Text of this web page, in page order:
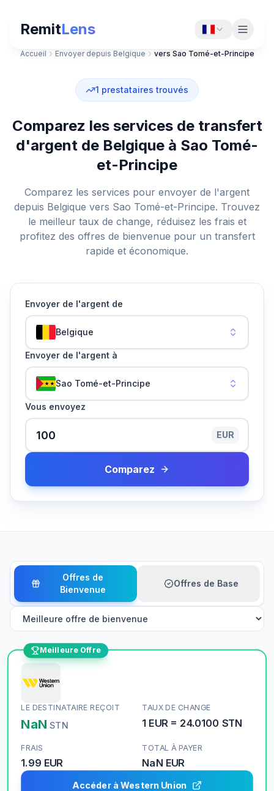
RemitLens
Accueil Envoyer depuis Belgique vers Sao Tomé-et-Principe
1 prestataires trouvés
Comparez les services de transfert
d'argent de Belgique à Sao Tomé-
et-Principe
Comparez les services pour envoyer de l'argent
depuis Belgique vers Sao Tomé-et-Principe. Trouvez
le meilleur taux de change, réduisez les frais et
profitez des offres de bienvenue pour un transfert
rapide et économique.
Envoyer de l'argent de
Belgique
Envoyer de l'argent à
Sao Tomé-et-Principe
Vous envoyez
EUR
Comparez
Offres de
Bienvenue
Offres de Base
Meilleure Offre
LE DESTINATAIRE REÇOIT
NaN STN
TAUX DE CHANGE
1 EUR= 24.0100 STN
FRAIS
1.99 EUR
TOTAL À PAYER
NaN EUR
Accéder à Western Union